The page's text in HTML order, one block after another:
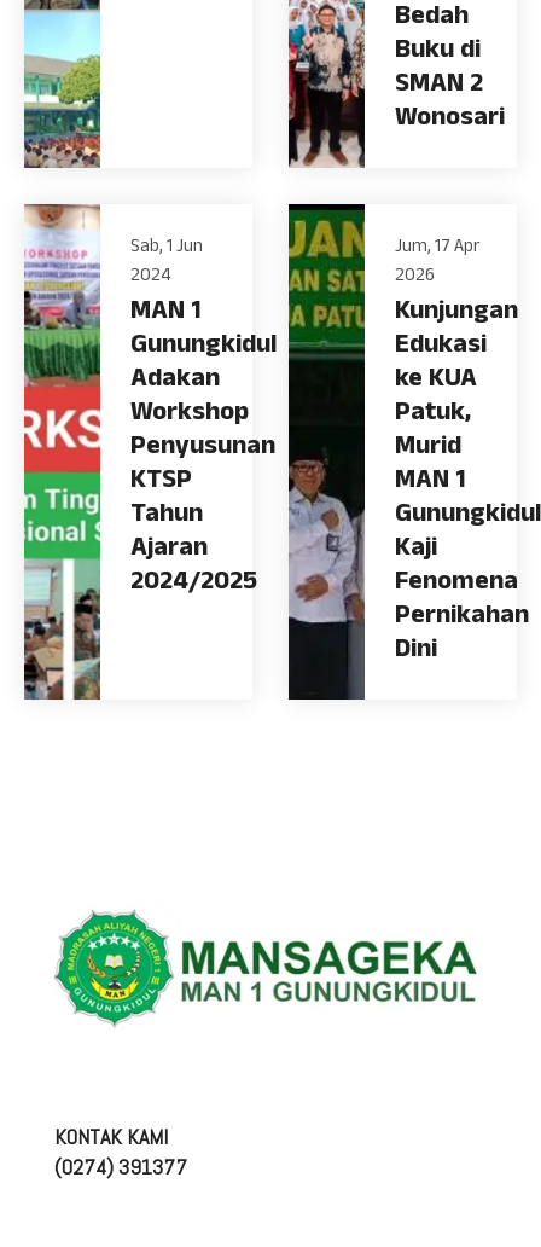
Bedah
Buku di
SMAN 2
Wonosari
Sab, 1 Jun
2024
MAN 1
Gunungkidul
Adakan
Workshop
Penyusunan
KTSP
Tahun
Ajaran
2024/2025
Jum, 17 Apr
2026
Kunjungan
Edukasi
ke KUA
Patuk,
Murid
MAN 1
Gunungkidul
Kaji
Fenomena
Pernikahan
Dini
KONTAK KAMI
(0274) 391377